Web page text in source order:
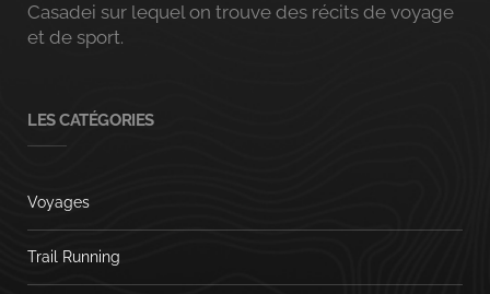
Casadei sur lequel on trouve des récits de voyage
et de sport.
LES CATÉGORIES
Voyages
Trail Running